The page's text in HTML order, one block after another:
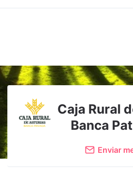
Adjuntar
Caja Rural
Banca
Enviar